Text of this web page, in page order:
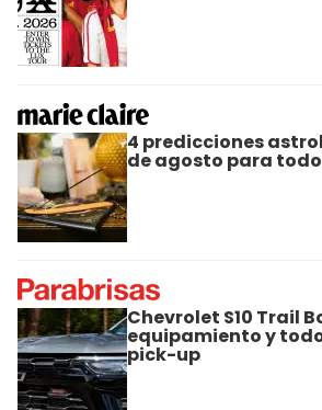
4 predicciones
de agosto para
Chevrolet S10 Trail
equipamiento y
pick-up